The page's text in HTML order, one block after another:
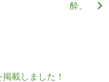
酔。
載しました！